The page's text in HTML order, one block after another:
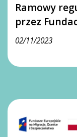
Ramowy
przez
02/11/2023